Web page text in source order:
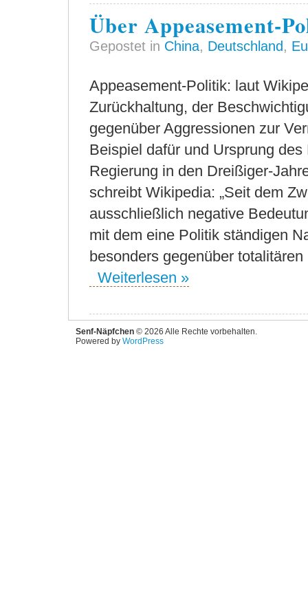
Über Appeasement-
Gepostet in China, Deutschland ,
Appeasement-Politik: laut
Zurückhaltung, der
gegenüber Aggressionen zur
Beispiel dafür und Ursprung
Regierung in den Dreißiger-
schreibt Wikipedia: „Seit dem
ausschließlich negative
mit dem eine Politik ständigen
besonders gegenüber
Weiterlesen »
Senf-Näpfchen © 2026 Alle Rechte vorbehalten.
Powered by WordPress